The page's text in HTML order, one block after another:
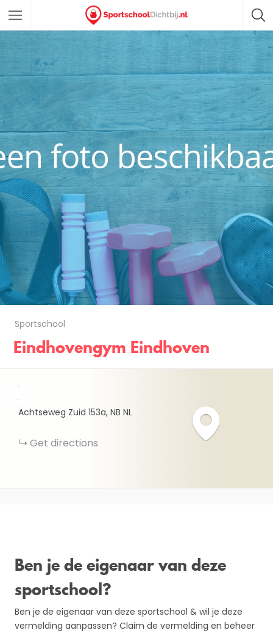
Sportschool
Eindhovengym Eindhoven
Achtseweg Zuid 153a NB NL
Get directions
Ben je de eigenaar van deze
sportschool?
Ben je de eigenaar van deze sportschool & wil je deze
vermelding aanpassen? Claim de vermelding en beheer